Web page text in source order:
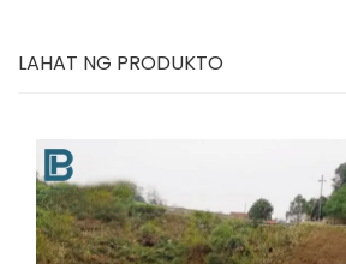
LAHAT NG PRODUKTO